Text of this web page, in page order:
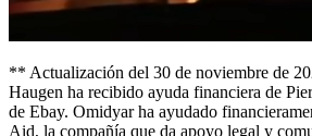
** Actualización del 30 de noviembre de
Haugen ha recibido ayuda financiera de
de Ebay. Omidyar ha ayudado
Aid, la compañía que da apoyo legal y